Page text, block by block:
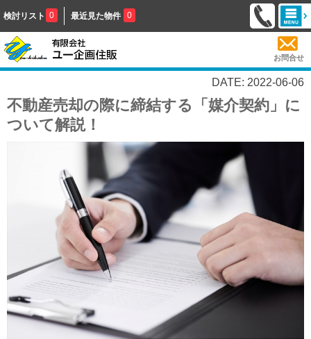
検討リスト 0 最近見た物件 0
お問合せ
DATE: 2022-06-06
不動産売却の際に締結する「媒介契約」に
ついて解説！